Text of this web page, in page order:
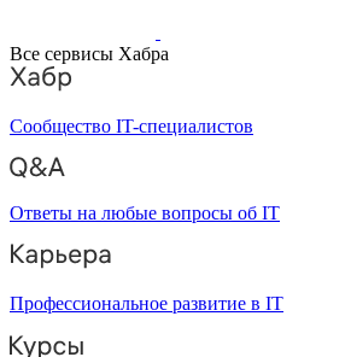
Все сервисы Хабра
Сообщество IT-специалистов
Ответы на любые вопросы об IT
Профессиональное развитие в IT